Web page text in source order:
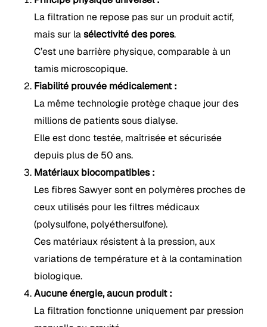
La filtration ne repose pas sur un produit actif,
mais sur lasélectivité des pores.
C’est une barrière physique, comparable à un
tamis microscopique.
Fiabilité prouvée médicalement :
La même technologie protège chaque jour des
millions de patients sous dialyse.
Elle est donc testée, maîtrisée et sécurisée
depuis plus de 50 ans.
Matériaux biocompatibles :
Les fibres Sawyer sont en polymères proches de
ceux utilisés pour les filtres médicaux
(polysulfone, polyéthersulfone).
Ces matériaux résistent à la pression, aux
variations de température et à la contamination
biologique.
Aucune énergie, aucun produit :
La filtration fonctionne uniquement par pression